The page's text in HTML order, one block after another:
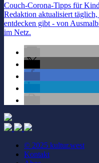
Couch-Corona-Tipps für
Redaktion aktualisiert
entdecken gibt - von
im Netz.
© 2025 kultur.west
Kontakt